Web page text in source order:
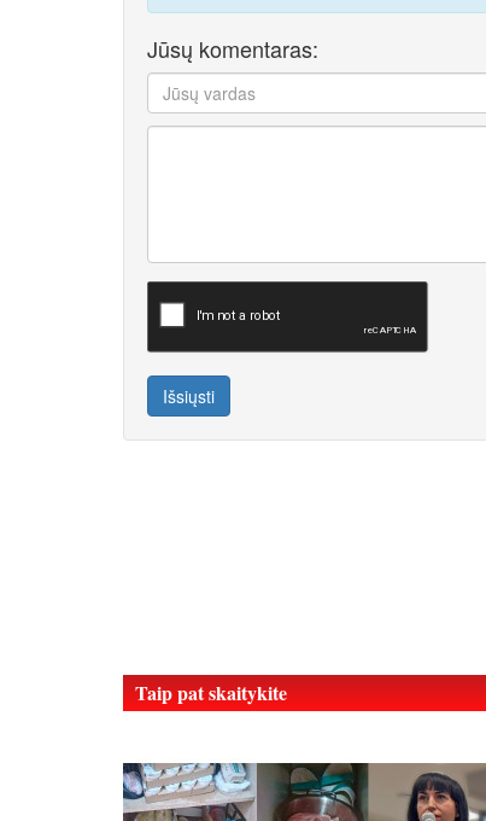
Jūsų komentaras:
Išsiųsti
Taip pat skaitykite